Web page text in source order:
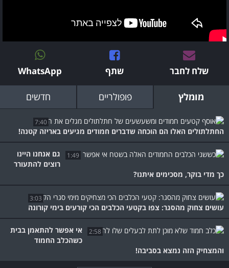
שלח לחבר שתף WhatsApp
מומלץ פופולריים חדשים
7:40
החתלתולים האלו הם הוכחה שדברים חמודים מגיעים באריזה קטנה!
1:49
גם אנחנו היינו
רוצים להתעורר
כך מדי בוקר, מסכימים איתנו?
3:03
עושים צחוק מהסגר: צפו בקטעי הכלבים הכי קורעים בימי קורונה
2:58
אי אפשר להתאמן בבית
כשהכלב החמוד
והמצחיק הזה נמצא בסביבה!